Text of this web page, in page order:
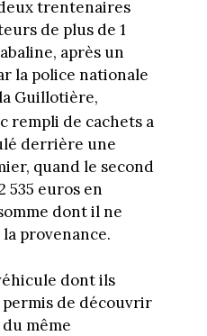
trentenaires
de plus de 1
après un
la police nationale
Guillotière,
rempli de cachets a
derrière une
quand le second
535 euros en
dont il ne
provenance.
dont ils
de découvrir
même